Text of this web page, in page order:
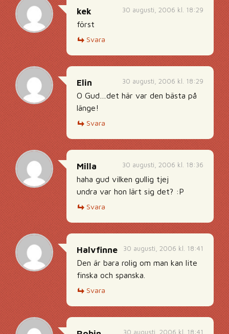
30 augusti, 2006 kl. 18:29
kek
först
Svara
30 augusti, 2006 kl. 18:29
Elin
O Gud…det här var den bästa på
länge!
Svara
30 augusti, 2006 kl. 18:36
Milla
haha gud vilken gullig tjej
undra var hon lärt sig det? :P
Svara
30 augusti, 2006 kl. 18:41
Halvfinne
Den är bara rolig om man kan lite
finska och spanska.
Svara
30 augusti, 2006 kl. 18:41